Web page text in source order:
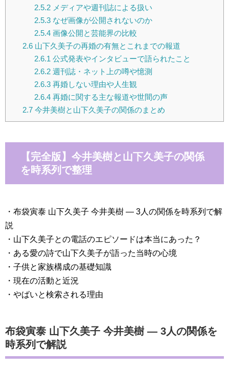
2.5.2メディアや週刊誌による扱い
2.5.3なぜ画像が公開されないのか
2.5.4画像公開と芸能界の比較
2.6山下久美子の再婚の有無とこれまでの報道
2.6.1 公式発表やインタビューで語られたこと
2.6.2週刊誌・ネット上の噂や憶測
2.6.3再婚しない理由や人生観
2.6.4再婚に関する主な報道や世間の声
2.7今井美樹と山下久美子の関係のまとめ
【完全版】今井美樹と山下久美子の関係
を時系列で整理
・布袋寅泰 山下久美子 今井美樹 — 3人の関係を時系列で解
説
・山下久美子との電話のエピソードは本当にあった？
・ある愛の詩で山下久美子が語った当時の心境
・子供と家族構成の基礎知識
・現在の活動と近況
・やばいと検索される理由
布袋寅泰 山下久美子 今井美樹 — 3人の関係を
時系列で解説